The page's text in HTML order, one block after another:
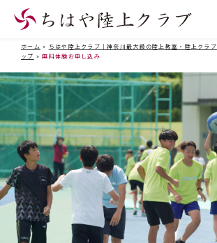
ホーム » ちはや陸上クラブ｜神奈川最大級の陸上教室・陸上クラブ
ップ »無料体験お申し込み